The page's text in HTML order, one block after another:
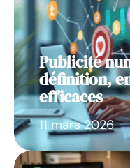
Publicité
définition,
efficaces
11 mars 2026